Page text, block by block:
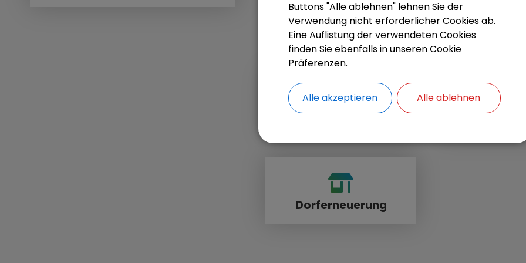
und die anstehenden Projekte in Sachen
Gemeindeteilen. Wir informieren Sie laufend.
Wirtschaftsstandort
Dorferneuerung
Buttons "Alle ablehnen" lehnen Sie der
Verwendung nicht erforderlicher Cookies ab.
Eine Auflistung der verwendeten Cookies
finden Sie ebenfalls in unseren Cookie
Präferenzen.
Alle akzeptieren Alle ablehnen